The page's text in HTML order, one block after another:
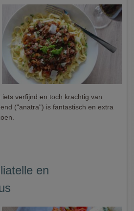
verfijnd en toch krachtig van
("anatra") is fantastisch en extra
en